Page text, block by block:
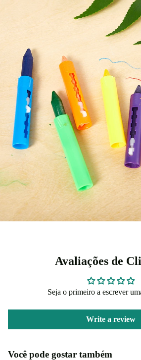
Avaliações de
Seja o primeiro a escrever
Write a review
Você pode gostar também